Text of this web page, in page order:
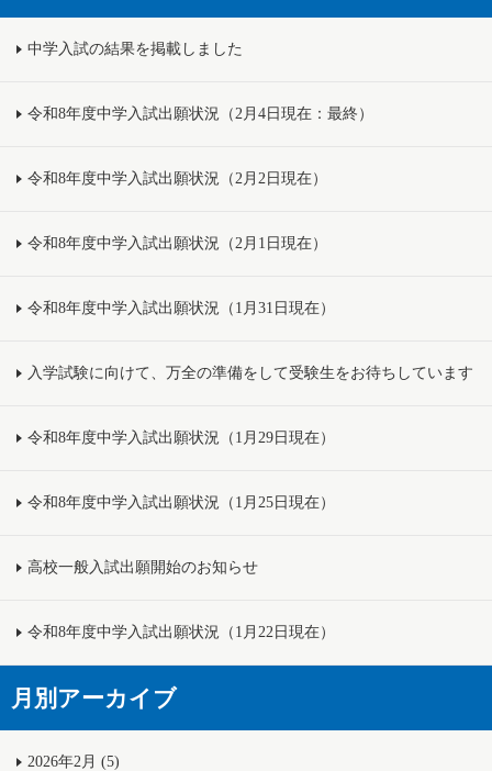
中学入試の結果を掲載しました
令和8年度中学入試出願状況（2月4日現在：最終）
令和8年度中学入試出願状況（2月2日現在）
令和8年度中学入試出願状況（2月1日現在）
令和8年度中学入試出願状況（1月31日現在）
入学試験に向けて、万全の準備をして受験生をお待ちしています
令和8年度中学入試出願状況（1月29日現在）
令和8年度中学入試出願状況（1月25日現在）
高校一般入試出願開始のお知らせ
令和8年度中学入試出願状況（1月22日現在）
月別アーカイブ
2026年2月 (5)